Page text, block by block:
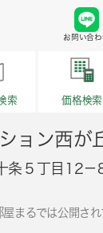
お問い合わ
索 価格検索
ョン西が
条５丁目12－
屋まるでは公開され